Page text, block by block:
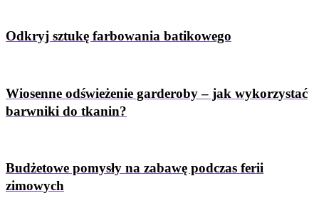
Odkryj sztukę farbowania batikowego
Wiosenne odświeżenie garderoby – jak wykorzystać
barwniki do tkanin?
Budżetowe pomysły na zabawę podczas ferii
zimowych